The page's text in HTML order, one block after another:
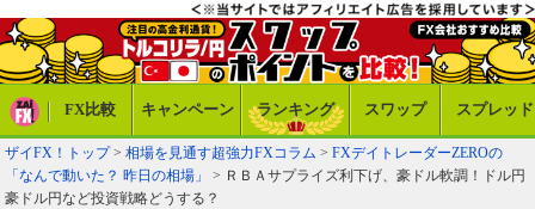
FX比較 キャンペーン ランキング スワップ スプレッド
ザイFX！トップ> 相場を見通す超強力FXコラム > FXデイトレーダーZEROの
「なんで動いた？ 昨日の相場」
> ＲＢＡサプライズ利下げ、豪ドル軟調！ドル円
豪ドル円など投資戦略どうする？